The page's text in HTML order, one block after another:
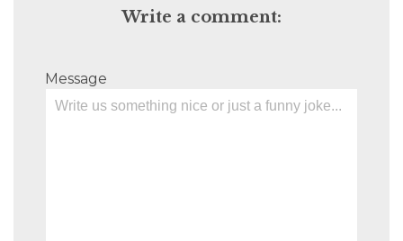
Write a comment:
Message